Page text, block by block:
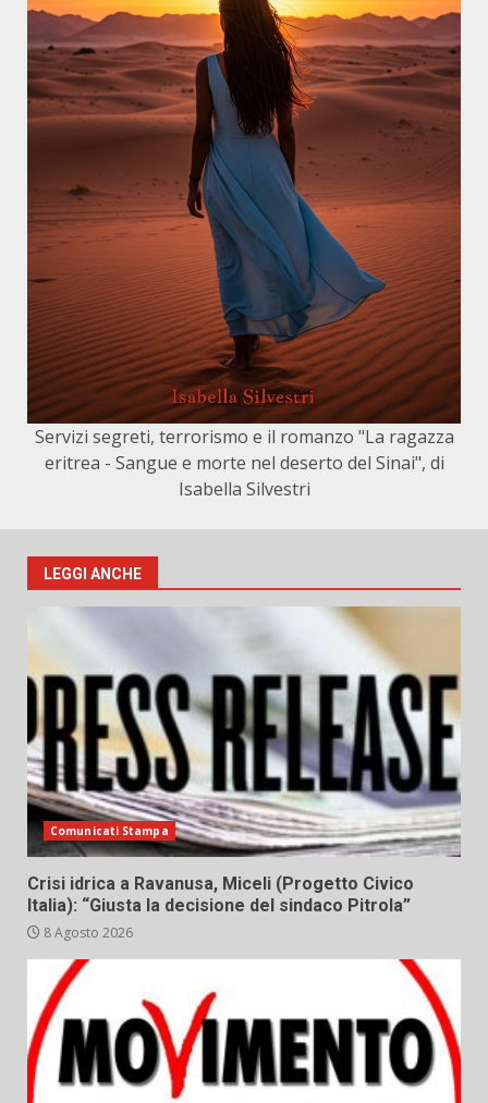
Servizi segreti, terrorismo e il romanzo "La ragazza
eritrea - Sangue e morte nel deserto del Sinai", di
Isabella Silvestri
LEGGI ANCHE
Comunicati Stampa
Crisi idrica a Ravanusa, Miceli (Progetto Civico
Italia): “Giusta la decisione del sindaco Pitrola”
8 Agosto 2026